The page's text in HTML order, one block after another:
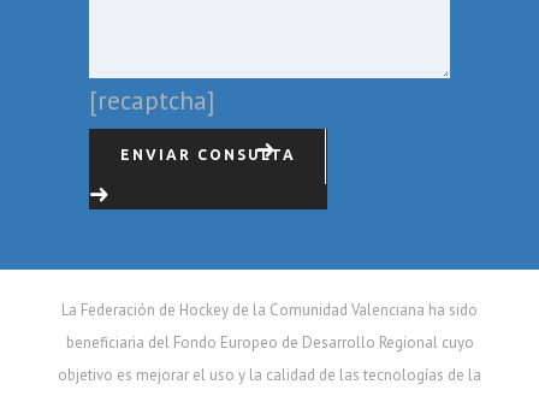
[recaptcha]
ENVIAR CONSULTA
La Federación de Hockey de la Comunidad Valenciana ha sido
beneficiaria del Fondo Europeo de Desarrollo Regional cuyo
objetivo es mejorar el uso y la calidad de las tecnologías de la